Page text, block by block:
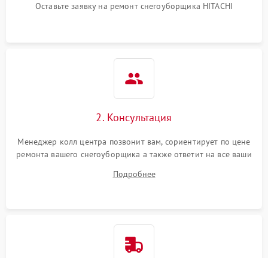
Оставьте заявку на ремонт снегоуборщика HITACHI
2. Консультация
Менеджер колл центра позвонит вам, сориентирует по цене
ремонта вашего снегоуборщика а также ответит на все ваши
Подробнее